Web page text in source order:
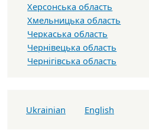
Херсонська область
Хмельницька область
Черкаська область
Чернівецька область
Чернігівська область
Ukrainian English